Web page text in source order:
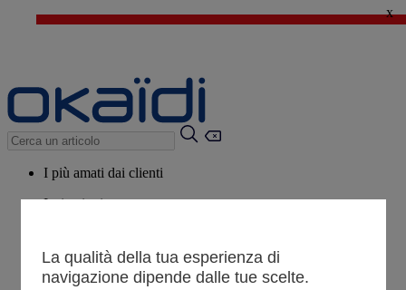
🔥SALDI : Ancora più prodotti fino al -60%*>
x
I più amati dai clienti
Ispirazioni
Potrebbero piacerti anche
Tutti i prodotti
La qualità della tua esperienza di
navigazione dipende dalle tue scelte.